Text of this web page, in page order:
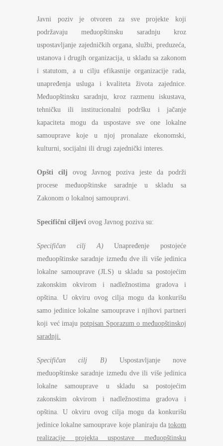
Javni poziv je otvoren za sve projekte koji
podržavaju međuopštinsku saradnju kroz
uspostavljanje zajedničkih organa, službi, preduzeća,
ustanova i drugih organizacija, u skladu sa zakonom
i statutom, a u cilju efikasnije organizacije rada,
unapređenja usluga i kvaliteta života zajednice.
Međuopštinsku saradnju, kroz razmenu iskustava,
tehničku ili institucionalni podršku i jačanje
kapaciteta mogu da uspostave sve one lokalne
samouprave koje u njoj pronalaze ekonomski,
kulturni, socijalni ili drugi zajednički interes.
Opšti cilj ovog Javnog poziva jeste da podrži
procese međuopštinske saradnje u skladu sa
Zakonom o lokalnoj samoupravi.
Specifični ciljevi ovog Javnog poziva su:
Specifičan cilj A)Unapređenje postojeće
međuopštinske saradnje između dve ili više jedinica
lokalne samouprave (JLS) u skladu sa postojećim
zakonskim okvirom i nadležnostima gradova i
opština. U okviru ovog cilja mogu da konkurišu
samo jedinice lokalne samouprave i njihovi partneri
koji već imaju potpisan Sporazum o međuopštinskoj
saradnji.
Specifičan cilj B)Uspostavljanje nove
međuopštinske saradnje između dve ili više jedinica
lokalne samouprave u skladu sa postojećim
zakonskim okvirom i nadležnostima gradova i
opština. U okviru ovog cilja mogu da konkurišu
jedinice lokalne samouprave koje planiraju da tokom
realizacije projekta uspostave međuopštinsku